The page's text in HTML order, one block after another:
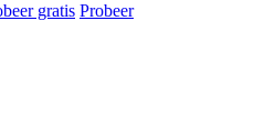
gratis Probeer